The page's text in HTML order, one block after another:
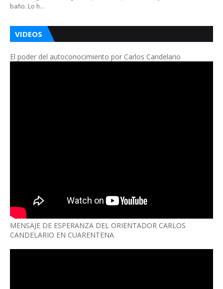
baño. Lo h…
VIDEOS
El poder del autoconocimiento por Carlos Candelario
MENSAJE DE ESPERANZA DEL ORIENTADOR CARLOS
CANDELARIO EN CUARENTENA